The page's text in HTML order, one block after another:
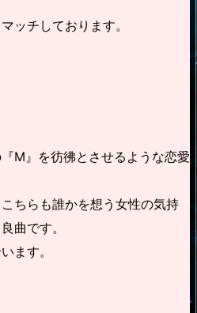
ッチしております。
M』を彷彿とさせるような恋愛
ちらも誰かを想う女性の気持
曲です。
ます。